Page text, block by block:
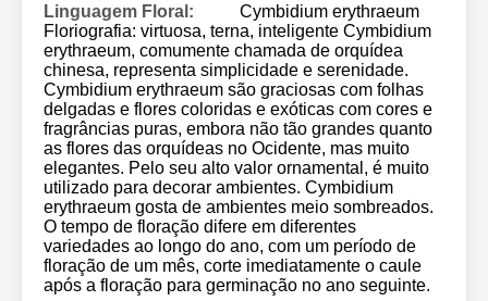
Linguagem Floral:
Cymbidium erythraeum
Floriografia: virtuosa, terna, inteligente Cymbidium
erythraeum, comumente chamada de orquídea
chinesa, representa simplicidade e serenidade.
Cymbidium erythraeum são graciosas com folhas
delgadas e flores coloridas e exóticas com cores e
fragrâncias puras, embora não tão grandes quanto
as flores das orquídeas no Ocidente, mas muito
elegantes. Pelo seu alto valor ornamental, é muito
utilizado para decorar ambientes. Cymbidium
erythraeum gosta de ambientes meio sombreados.
O tempo de floração difere em diferentes
variedades ao longo do ano, com um período de
floração de um mês, corte imediatamente o caule
após a floração para germinação no ano seguinte.